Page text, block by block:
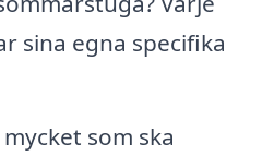
sina egna specifika
som ska